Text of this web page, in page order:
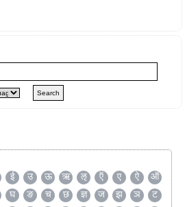
ई उ ऊ ऋ ऌ ऍ ए ऐ
ऑ
घ ङ च छ ज्ञ ज झ ञ
ट